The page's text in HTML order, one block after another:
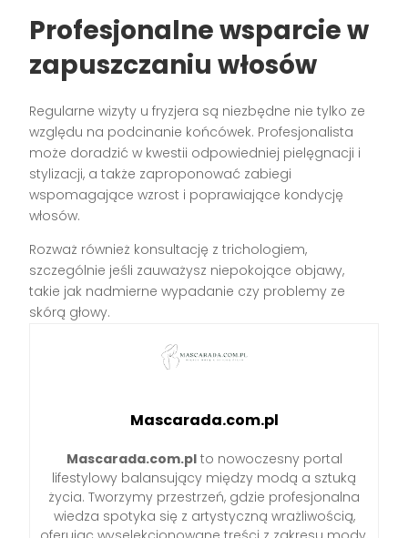
Profesjonalne wsparcie w
zapuszczaniu włosów
Regularne wizyty u fryzjera są niezbędne nie tylko ze
względu na podcinanie końcówek. Profesjonalista
może doradzić w kwestii odpowiedniej pielęgnacji i
stylizacji, a także zaproponować zabiegi
wspomagające wzrost i poprawiające kondycję
włosów.
Rozważ również konsultację z trichologiem,
szczególnie jeśli zauważysz niepokojące objawy,
takie jak nadmierne wypadanie czy problemy ze
skórą głowy.
Mascarada.com.pl
Mascarada.com.plto nowoczesny portal
lifestylowy balansujący między modą a sztuką
życia. Tworzymy przestrzeń, gdzie profesjonalna
wiedza spotyka się z artystyczną wrażliwością,